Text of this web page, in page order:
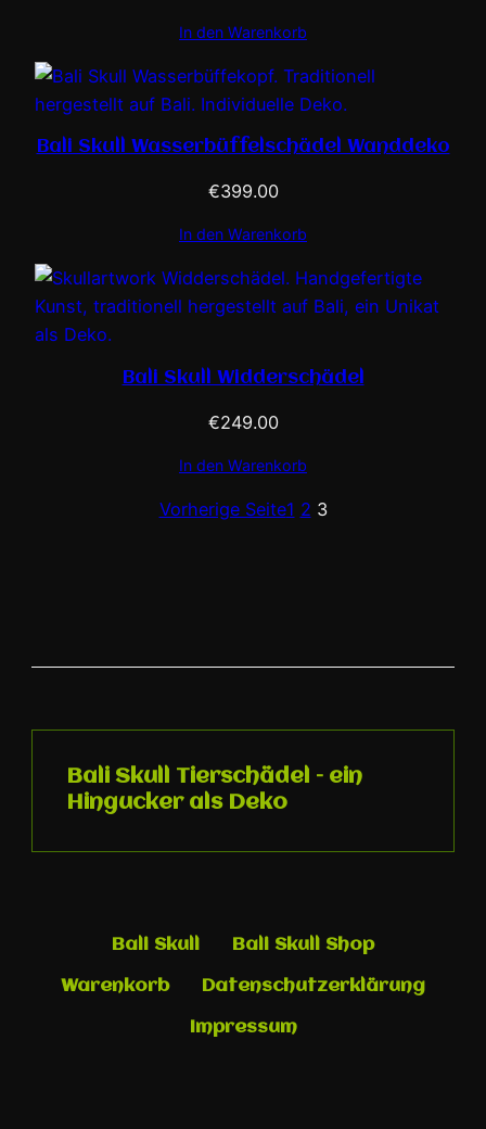
In den Warenkorb
Bali Skull Wasserbüffelschädel Wanddeko
€399.00
In den Warenkorb
Bali Skull Widderschädel
€249.00
In den Warenkorb
Vorherige Seite1 2 3
Bali Skull Tierschädel – ein
Hingucker als Deko
Bali Skull Bali Skull Shop
Warenkorb Datenschutzerklärung
Impressum